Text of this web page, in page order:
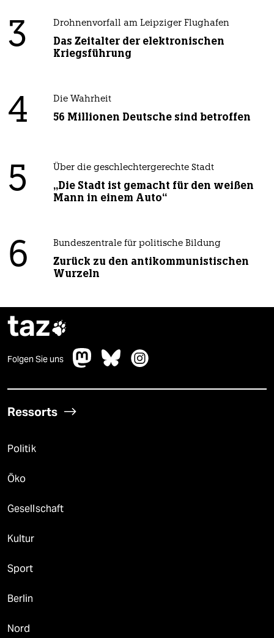
3 Drohnenvorfall am Leipziger Flughafen
Das Zeitalter der elektronischen
Kriegsführung
4 Die Wahrheit
56 Millionen Deutsche sind betroffen
5 Über die geschlechtergerechte Stadt
„Die Stadt ist gemacht für den weißen
Mann in einem Auto“
6 Bundeszentrale für politische Bildung
Zurück zu den antikommunistischen
Wurzeln
taz
Folgen Sie uns
Ressorts
Politik
Öko
Gesellschaft
Kultur
Sport
Berlin
Nord